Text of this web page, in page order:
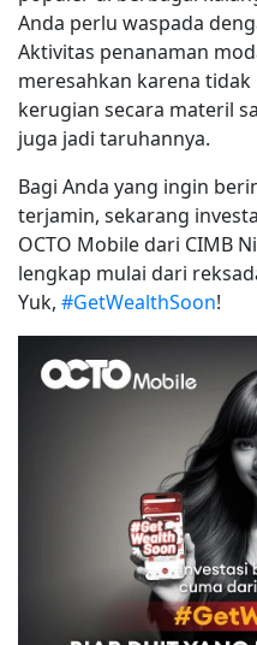
Anda perlu waspada
Aktivitas penanaman
meresahkan karena
kerugian secara materil
juga jadi taruhannya.
Bagi Anda yang ingin
terjamin, sekarang
OCTO Mobile dari CIMB
lengkap mulai dari
Yuk, #GetWealthSoon!